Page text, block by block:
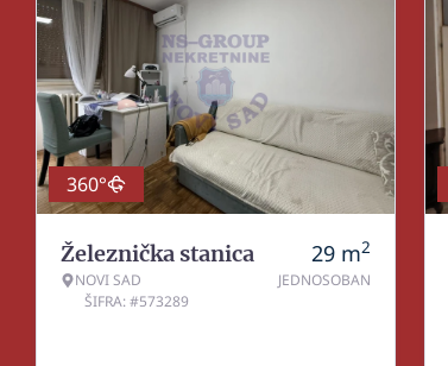
360°
Železnička stanica
NOVI SAD
ŠIFRA: #573289
29 m2
JEDNOSOBAN